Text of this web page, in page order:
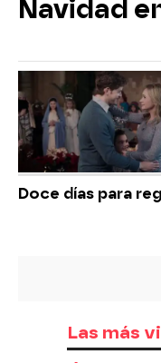
Navidad
Doce días para
Las más